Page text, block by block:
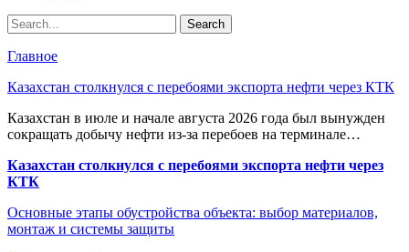
Главное
Казахстан столкнулся с перебоями экспорта нефти через КТК
Казахстан в июле и начале августа 2026 года был вынужден
сокращать добычу нефти из-за перебоев на терминале…
Казахстан столкнулся с перебоями экспорта нефти через
КТК
Основные этапы обустройства объекта: выбор материалов,
монтаж и системы защиты